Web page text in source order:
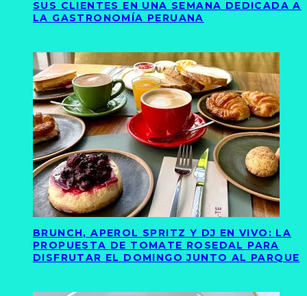
SUS CLIENTES EN UNA SEMANA DEDICADA A
LA GASTRONOMÍA PERUANA
BRUNCH, APEROL SPRITZ Y DJ EN VIVO: LA
PROPUESTA DE TOMATE ROSEDAL PARA
DISFRUTAR EL DOMINGO JUNTO AL PARQUE